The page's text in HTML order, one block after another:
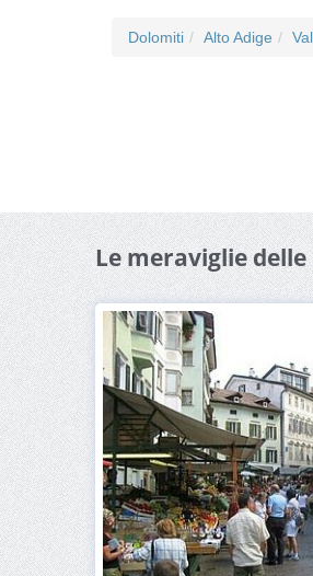
Dolomiti Alto Adige
Le meraviglie